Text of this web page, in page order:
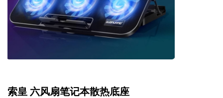
索皇 六风扇笔记本散热底座